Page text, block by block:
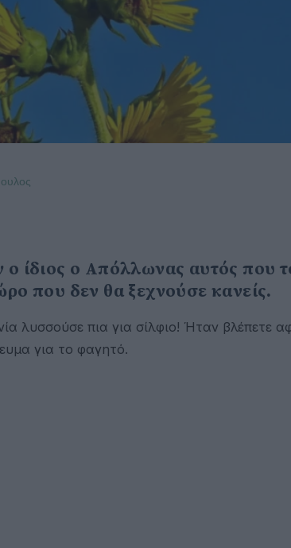
ο ίδιος ο Απόλλωνας αυτός που
που δεν θα ξεχνούσε κανείς.
λυσσούσε πια για σίλφιο! Ήταν βλέπετε
για το φαγητό.